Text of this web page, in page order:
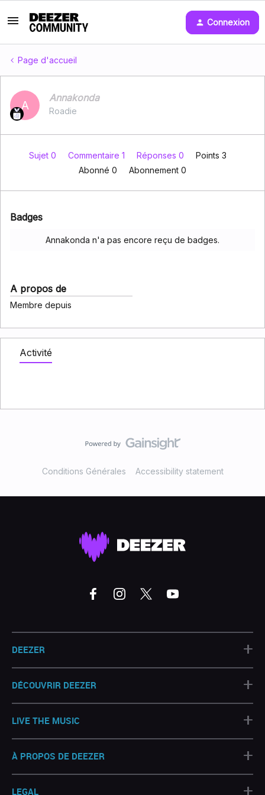
Connexion
Page d'accueil
A
Annakonda
Roadie
Sujet 0 Commentaire 1 Réponses 0
Points 3
Abonné 0 Abonnement 0
Badges
Annakonda n'a pas encore reçu de badges.
A propos de
Membre depuis
Activité
Conditions Générales Accessibility statement
DEEZER +
DÉCOUVRIR DEEZER +
LIVE THE MUSIC +
À PROPOS DE DEEZER +
LEGAL +